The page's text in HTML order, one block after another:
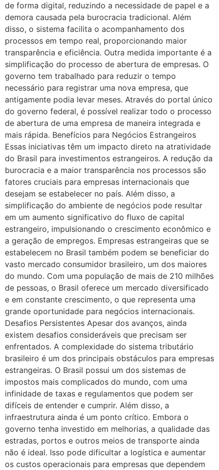
de forma digital, reduzindo a necessidade de papel e a
demora causada pela burocracia tradicional. Além
disso, o sistema facilita o acompanhamento dos
processos em tempo real, proporcionando maior
transparência e eficiência. Outra medida importante é a
simplificação do processo de abertura de empresas. O
governo tem trabalhado para reduzir o tempo
necessário para registrar uma nova empresa, que
antigamente podia levar meses. Através do portal único
do governo federal, é possível realizar todo o processo
de abertura de uma empresa de maneira integrada e
mais rápida. Benefícios para Negócios Estrangeiros
Essas iniciativas têm um impacto direto na atratividade
do Brasil para investimentos estrangeiros. A redução da
burocracia e a maior transparência nos processos são
fatores cruciais para empresas internacionais que
desejam se estabelecer no país. Além disso, a
simplificação do ambiente de negócios pode resultar
em um aumento significativo do fluxo de capital
estrangeiro, impulsionando o crescimento econômico e
a geração de empregos. Empresas estrangeiras que se
estabelecem no Brasil também podem se beneficiar do
vasto mercado consumidor brasileiro, um dos maiores
do mundo. Com uma população de mais de 210 milhões
de pessoas, o Brasil oferece um mercado diversificado
e em constante crescimento, o que representa uma
grande oportunidade para negócios internacionais.
Desafios Persistentes Apesar dos avanços, ainda
existem desafios consideráveis que precisam ser
enfrentados. A complexidade do sistema tributário
brasileiro é um dos principais obstáculos para empresas
estrangeiras. O Brasil possui um dos sistemas de
impostos mais complicados do mundo, com uma
infinidade de taxas e regulamentos que podem ser
difíceis de entender e cumprir. Além disso, a
infraestrutura ainda é um ponto crítico. Embora o
governo tenha investido em melhorias, a qualidade das
estradas, portos e outros meios de transporte ainda
não é ideal. Isso pode dificultar a logística e aumentar
os custos operacionais para empresas que dependem